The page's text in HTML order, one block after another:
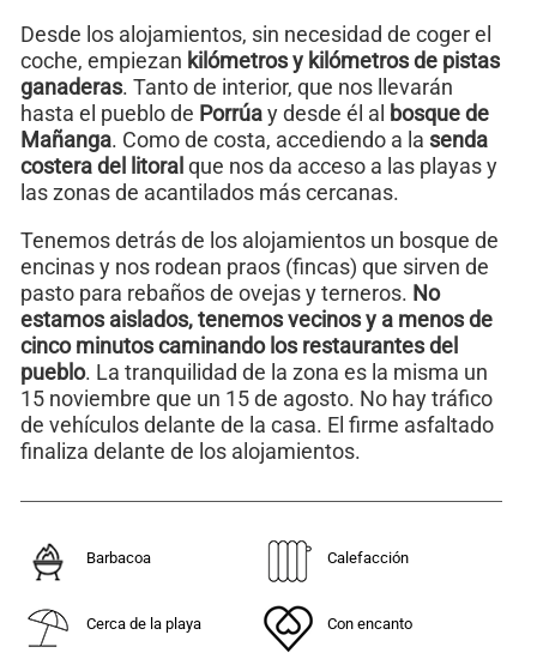
Desde los alojamientos, sin necesidad de coger el
coche, empiezan kilómetros y kilómetros de pistas
ganaderas. Tanto de interior, que nos llevarán
hasta el pueblo de Porrúay desde él al bosque de
Mañanga. Como de costa, accediendo a la senda
costera del litoralque nos da acceso a las playas y
las zonas de acantilados más cercanas.
Tenemos detrás de los alojamientos un bosque de
encinas y nos rodean praos (fincas) que sirven de
pasto para rebaños de ovejas y terneros. No
estamos aislados, tenemos vecinos y a menos de
cinco minutos caminando los restaurantes del
pueblo. La tranquilidad de la zona es la misma un
15 noviembre que un 15 de agosto. No hay tráfico
de vehículos delante de la casa. El firme asfaltado
finaliza delante de los alojamientos.
Barbacoa Calefacción
Cerca de la playa Con encanto